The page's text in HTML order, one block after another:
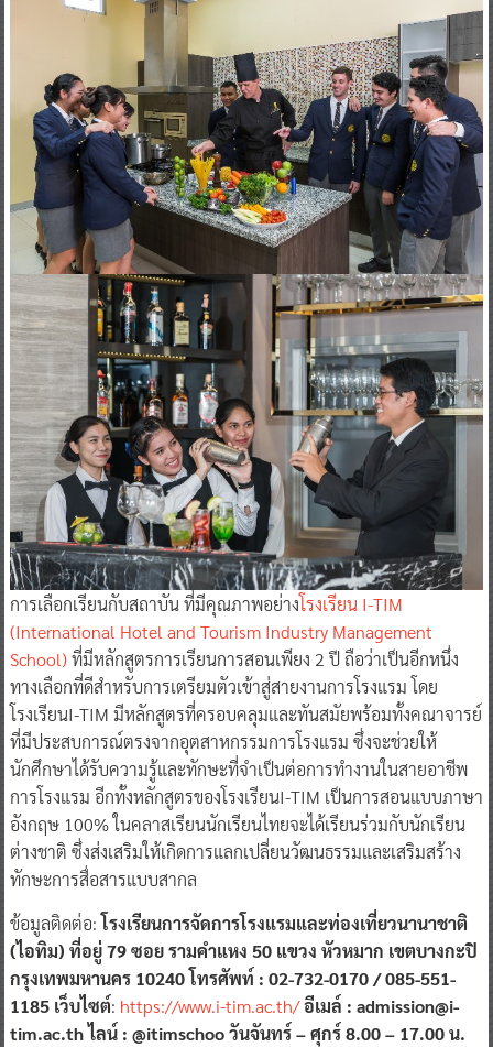
การเลือกเรียนกับสถาบัน ที่มีคุณภาพอย่างโรงเรียน I-TIM
(International Hotel and Tourism Industry Management
School)ที่มีหลักสูตรการเรียนการสอนเพียง 2 ปี ถือว่าเป็นอีกหนึ่ง
ทางเลือกที่ดีสำหรับการเตรียมตัวเข้าสู่สายงานการโรงแรม โดย
โรงเรียนI-TIM มีหลักสูตรที่ครอบคลุมและทันสมัยพร้อมทั้งคณาจารย์
ที่มีประสบการณ์ตรงจากอุตสาหกรรมการโรงแรม ซึ่งจะช่วยให้
นักศึกษาได้รับความรู้และทักษะที่จำเป็นต่อการทำงานในสายอาชีพ
การโรงแรม อีกทั้งหลักสูตรของโรงเรียนI-TIM เป็นการสอนแบบภาษา
อังกฤษ 100% ในคลาสเรียนนักเรียนไทยจะได้เรียนร่วมกับนักเรียน
ต่างชาติ ซึ่งส่งเสริมให้เกิดการแลกเปลี่ยนวัฒนธรรมและเสริมสร้าง
ทักษะการสื่อสารแบบสากล
ข้อมูลติดต่อ: โรงเรียนการจัดการโรงแรมและท่องเที่ยวนานาชาติ
(ไอทิม) ที่อยู่ 79 ซอย รามคำแหง 50 แขวง หัวหมาก เขตบางกะปิ
กรุงเทพมหานคร 10240 โทรศัพท์ : 02-732-0170 / 085-551-
1185 เว็บไซต์: https://www.i-tim.ac.th/อีเมล์ : admission@i-
tim.ac.th ไลน์ : @itimschoo วันจันทร์ – ศุกร์ 8.00 – 17.00 น.